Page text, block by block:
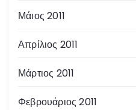
Μάιος 2011
Απρίλιος 2011
Μάρτιος 2011
Φεβρουάριος 2011